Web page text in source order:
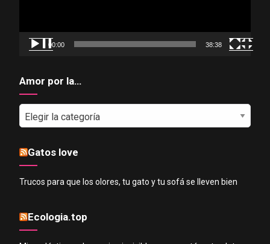
00:00 38:38
Amor por la…
por
Gatos love
Trucos para que los olores, tu gato y tu sofá se lleven bien
Ecologia.top